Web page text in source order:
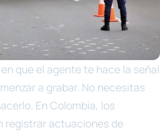
que el agente te hace la señal
a grabar. No necesitas
En Colombia, los
registrar actuaciones de